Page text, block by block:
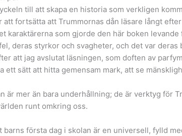
till att skapa en historia som verkligen
att fortsätta att Trummornas dån läsare långt
karaktärerna som gjorde den här boken levande
deras styrkor och svagheter, och det var
att jag avslutat läsningen, som doften av
ett sätt att hitta gemensam mark, att se
är mer än bara underhållning; de är verktyg för
runt omkring oss.
barns första dag i skolan är en universell, fylld